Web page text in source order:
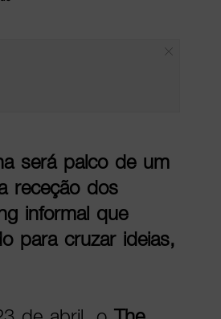
será palco de um
receção dos
informal que
para cruzar ideias,